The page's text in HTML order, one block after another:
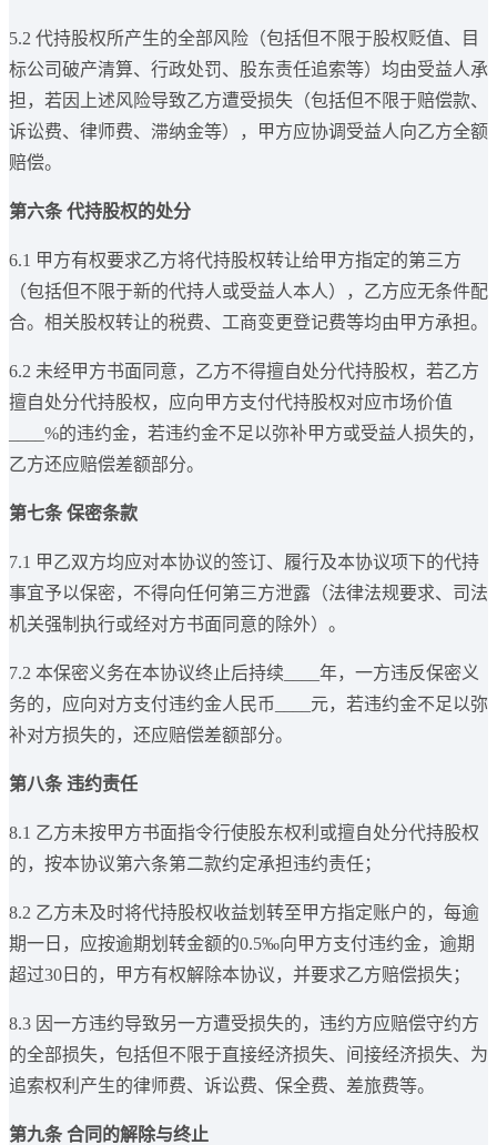
5.2 代持股权所产生的全部风险（包括但不限于股权贬值、目
标公司破产清算、行政处罚、股东责任追索等）均由受益人承
担，若因上述风险导致乙方遭受损失（包括但不限于赔偿款、
诉讼费、律师费、滞纳金等），甲方应协调受益人向乙方全额
赔偿。
第六条 代持股权的处分
6.1 甲方有权要求乙方将代持股权转让给甲方指定的第三方
（包括但不限于新的代持人或受益人本人），乙方应无条件配
合。相关股权转让的税费、工商变更登记费等均由甲方承担。
6.2 未经甲方书面同意，乙方不得擅自处分代持股权，若乙方
擅自处分代持股权，应向甲方支付代持股权对应市场价值
____%的违约金，若违约金不足以弥补甲方或受益人损失的，
乙方还应赔偿差额部分。
第七条 保密条款
7.1 甲乙双方均应对本协议的签订、履行及本协议项下的代持
事宜予以保密，不得向任何第三方泄露（法律法规要求、司法
机关强制执行或经对方书面同意的除外）。
7.2 本保密义务在本协议终止后持续____年，一方违反保密义
务的，应向对方支付违约金人民币____元，若违约金不足以弥
补对方损失的，还应赔偿差额部分。
第八条 违约责任
8.1 乙方未按甲方书面指令行使股东权利或擅自处分代持股权
的，按本协议第六条第二款约定承担违约责任；
8.2 乙方未及时将代持股权收益划转至甲方指定账户的，每逾
期一日，应按逾期划转金额的0.5‰向甲方支付违约金，逾期
超过30日的，甲方有权解除本协议，并要求乙方赔偿损失；
8.3 因一方违约导致另一方遭受损失的，违约方应赔偿守约方
的全部损失，包括但不限于直接经济损失、间接经济损失、为
追索权利产生的律师费、诉讼费、保全费、差旅费等。
第九条 合同的解除与终止